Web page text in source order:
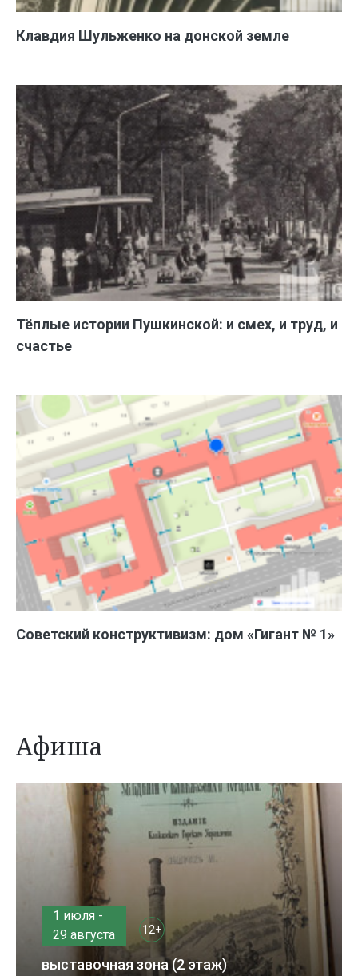
Клавдия Шульженко на донской земле
Тёплые истории Пушкинской: и смех, и труд, и
счастье
Советский конструктивизм: дом «Гигант № 1»
Афиша
1 июля -
29 августа
12+
выставочная зона (2 этаж)